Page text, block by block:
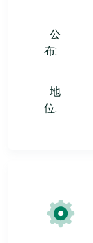
公
布:
地
位: